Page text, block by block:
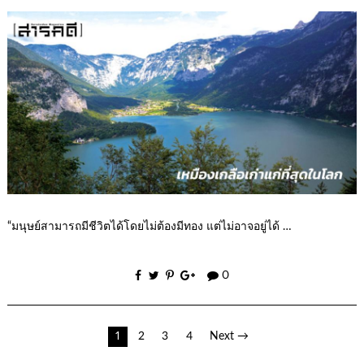
“มนุษย์สามารถมีชีวิตได้โดยไม่ต้องมีทอง แต่ไม่อาจอยู่ได้ …
0
1 2 3 4 Next →